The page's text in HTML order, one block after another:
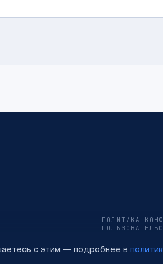
ПОЛИТИКА
с этим — подробнее в